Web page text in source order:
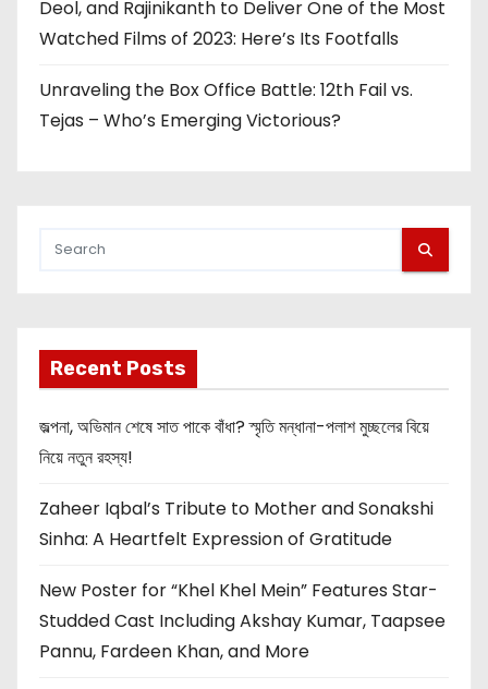
Deol, and Rajinikanth to Deliver One of the Most
Watched Films of 2023: Here’s Its Footfalls
Unraveling the Box Office Battle: 12th Fail vs.
Tejas – Who’s Emerging Victorious?
Recent Posts
জল্পনা, অভিমান শেষে সাত পাকে বাঁধা? স্মৃতি মন্ধানা-পলাশ মুচ্ছলের বিয়ে
নিয়ে নতুন রহস্য!
Zaheer Iqbal’s Tribute to Mother and Sonakshi
Sinha: A Heartfelt Expression of Gratitude
New Poster for “Khel Khel Mein” Features Star-
Studded Cast Including Akshay Kumar, Taapsee
Pannu, Fardeen Khan, and More